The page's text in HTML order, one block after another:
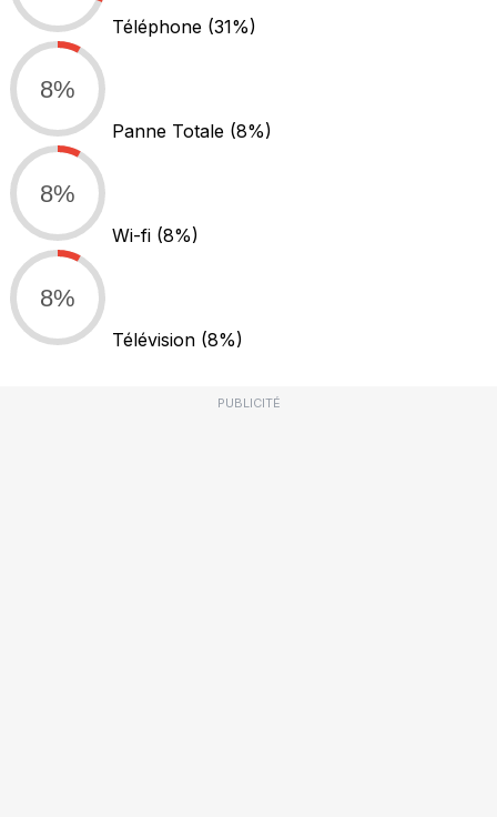
Téléphone (31%)
8%
Panne Totale (8%)
8%
Wi-fi (8%)
8%
Télévision (8%)
PUBLICITÉ